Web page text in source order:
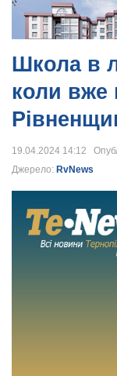
Школа в
коли вже
19.04.2024 14:12
Джерело: RvNews